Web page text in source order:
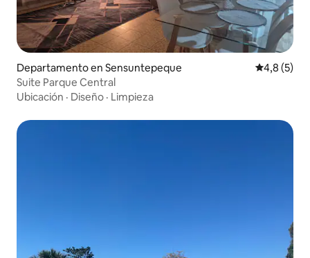
Departamento en Sensuntepeque
4,8 (5)
Suite Parque Central
Ubicación · Diseño · Limpieza